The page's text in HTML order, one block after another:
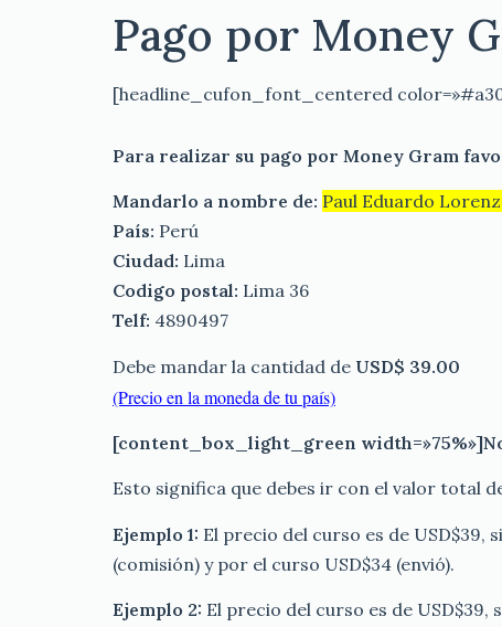
Pago por Money
[headline_cufon_font_centered
Para realizar su pago por Money Gram
Mandarlo a nombre de: Paul Eduardo
País: Perú
Ciudad: Lima
Codigo postal: Lima 36
Telf: 4890497
Debe mandar la cantidad de USD$ 39.00
(Precio en la moneda de tu país)
[content_box_light_green
Esto significa que debes ir con el valor total
Ejemplo 1: El precio del curso es de USD$39,
(comisión) y por el curso USD$34 (envió).
Ejemplo 2: El precio del curso es de USD$39,